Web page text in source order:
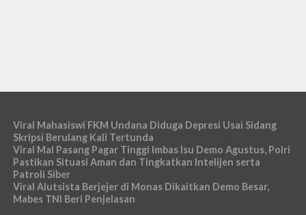
Viral Mahasiswi FKM Undana Diduga Depresi Usai Sidang
Skripsi Berulang Kali Tertunda
Viral Mal Pasang Pagar Tinggi Imbas Isu Demo Agustus, Polri
Pastikan Situasi Aman dan Tingkatkan Intelijen serta
Patroli Siber
Viral Alutsista Berjejer di Monas Dikaitkan Demo Besar,
Mabes TNI Beri Penjelasan